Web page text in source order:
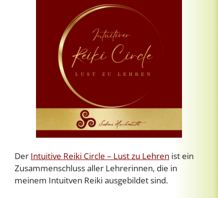
Der Intuitive Reiki Circle – Lust zu Lehren ist ein
Zusammenschluss aller Lehrerinnen, die in
meinem Intuitven Reiki ausgebildet sind.